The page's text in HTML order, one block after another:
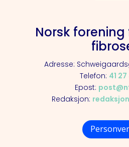
Norsk
Adresse:
Telefon: 41 27
Epost:
Redaksjon: